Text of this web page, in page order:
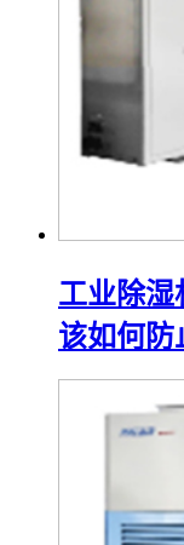
工业除湿
该如何防